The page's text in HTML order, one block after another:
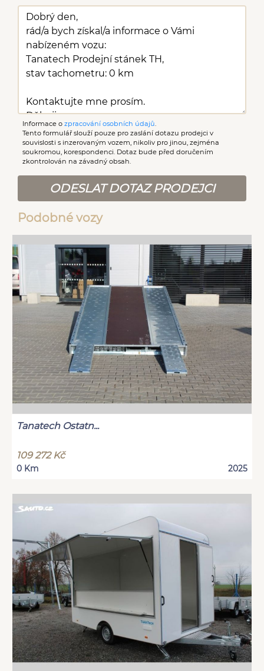
Informace o zpracování osobních údajů
Tento formulář slouží pouze pro zaslání dotazu prodejci v
souvislosti s inzerovaným vozem, nikoliv pro jinou, zejména
soukromou, korespondenci. Dotaz bude před doručením
zkontrolován na závadný obsah.
ODESLAT DOTAZ PRODEJCI
Podobné vozy
Tanatech Ostatn...
109 272 Kč
0 Km 2025